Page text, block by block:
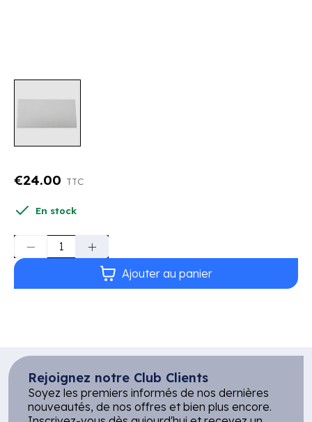
€24.00 TTC
En stock
Quantité :
Ajouter au panier
Rejoignez notre Club Clients
Soyez les premiers informés de nos dernières
nouveautés, de nos offres et bien plus encore.